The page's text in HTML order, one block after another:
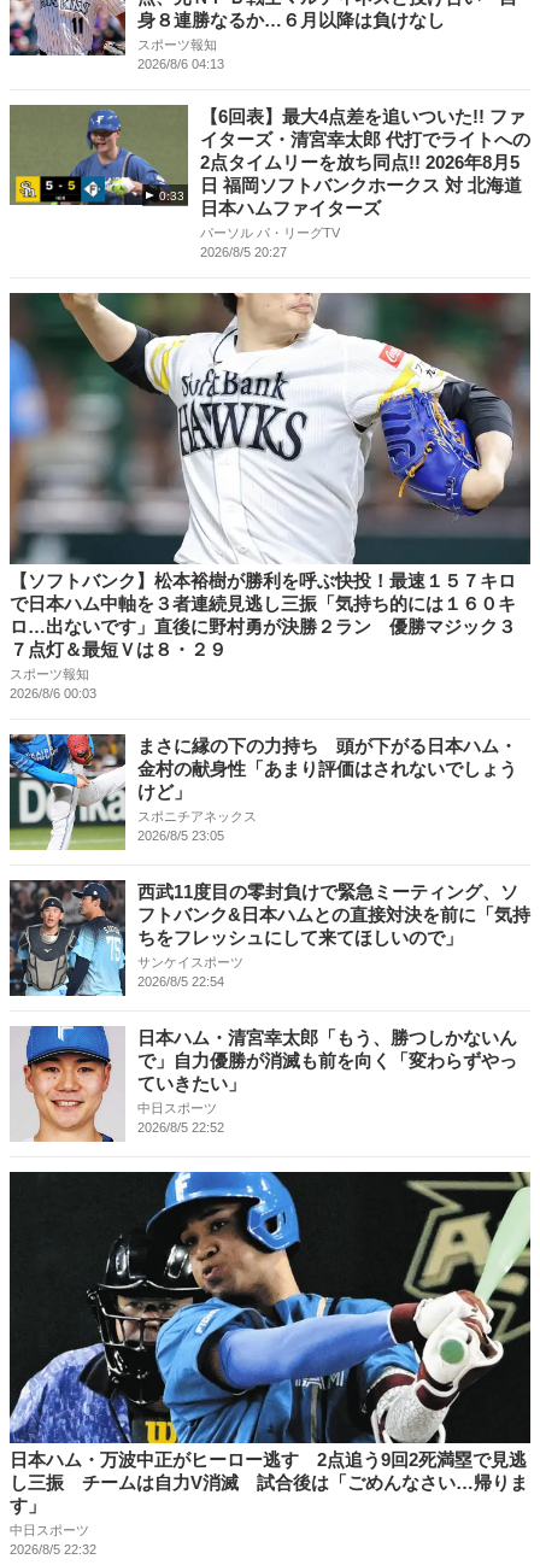
身８連勝なるか…６月以降は負けなし
スポーツ報知
2026/8/6 04:13
0:33
【6回表】最大4点差を追いついた!! ファ
イターズ・清宮幸太郎 代打でライトへの
2点タイムリーを放ち同点!! 2026年8月5
日 福岡ソフトバンクホークス 対 北海道
日本ハムファイターズ
パーソル パ・リーグTV
2026/8/5 20:27
【ソフトバンク】松本裕樹が勝利を呼ぶ快投！最速１５７キロ
で日本ハム中軸を３者連続見逃し三振「気持ち的には１６０キ
ロ…出ないです」直後に野村勇が決勝２ラン 優勝マジック３
７点灯＆最短Ｖは８・２９
スポーツ報知
2026/8/6 00:03
まさに縁の下の力持ち 頭が下がる日本ハム・
金村の献身性「あまり評価はされないでしょう
けど」
スポニチアネックス
2026/8/5 23:05
西武11度目の零封負けで緊急ミーティング、ソ
フトバンク&日本ハムとの直接対決を前に「気持
ちをフレッシュにして来てほしいので」
サンケイスポーツ
2026/8/5 22:54
日本ハム・清宮幸太郎「もう、勝つしかないん
で」自力優勝が消滅も前を向く「変わらずやっ
ていきたい」
中日スポーツ
2026/8/5 22:52
日本ハム・万波中正がヒーロー逃す 2点追う9回2死満塁で見逃
し三振 チームは自力V消滅 試合後は「ごめんなさい…帰りま
す」
中日スポーツ
2026/8/5 22:32